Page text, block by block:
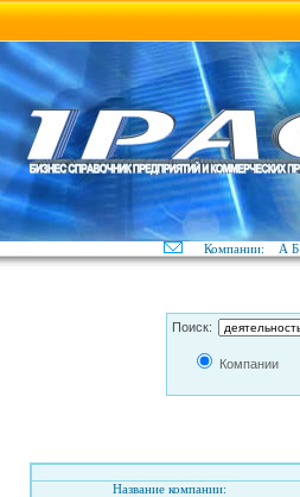
Компании: А Б
Поиск:
Компании
Название компании: